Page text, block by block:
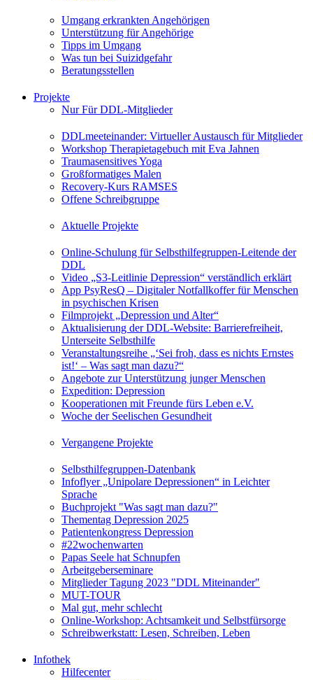
Umgang erkrankten Angehörigen
Unterstützung für Angehörige
Tipps im Umgang
Was tun bei Suizidgefahr
Beratungsstellen
Projekte
Nur Für DDL-Mitglieder
DDLmeeteinander: Virtueller Austausch für Mitglieder
Workshop Therapietagebuch mit Eva Jahnen
Traumasensitives Yoga
Großformatiges Malen
Recovery-Kurs RAMSES
Offene Schreibgruppe
Aktuelle Projekte
Online-Schulung für Selbsthilfegruppen-Leitende der
DDL
Video „S3-Leitlinie Depression“ verständlich erklärt
App PsyResQ – Digitaler Notfallkoffer für Menschen
in psychischen Krisen
Filmprojekt „Depression und Alter“
Aktualisierung der DDL-Website: Barrierefreiheit,
Unterseite Selbsthilfe
Veranstaltungsreihe „‘Sei froh, dass es nichts Ernstes
ist!‘ – Was sagt man dazu?“
Angebote zur Unterstützung junger Menschen
Expedition: Depression
Kooperationen mit Freunde fürs Leben e.V.
Woche der Seelischen Gesundheit
Vergangene Projekte
Selbsthilfegruppen-Datenbank
Infoflyer „Unipolare Depressionen“ in Leichter
Sprache
Buchprojekt "Was sagt man dazu?"
Thementag Depression 2025
Patientenkongress Depression
#22wochenwarten
Papas Seele hat Schnupfen
Arbeitgeberseminare
Mitglieder Tagung 2023 "DDL Miteinander"
MUT-TOUR
Mal gut, mehr schlecht
Online-Workshop: Achtsamkeit und Selbstfürsorge
Schreibwerkstatt: Lesen, Schreiben, Leben
Infothek
Hilfecenter